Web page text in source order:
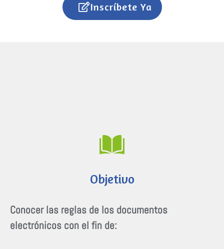
Inscríbete Ya
Objetivo
Conocer las reglas de los documentos
electrónicos con el fin de: